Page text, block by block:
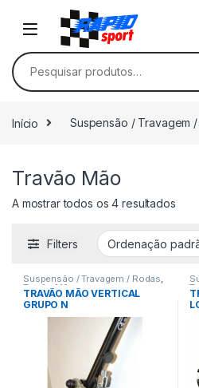
Skip to navigation
Skip to content
Pesquisar por:
Início Suspensão / Travagem /
Travão Mão
A mostrar todos os 4 resultados
Filters
Suspensão / Travagem / Rodas,
Travão Mão
TRAVÃO MÃO VERTICAL
GRUPO N